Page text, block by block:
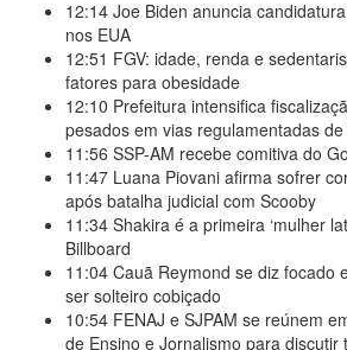
12:14 Joe Biden anuncia
nos EUA
12:51 FGV: idade, renda e
fatores para obesidade
12:10 Prefeitura intensifica
pesados em vias regulamentadas
11:56 SSP-AM recebe comitiva do
11:47 Luana Piovani afirma sofrer
após batalha judicial com Scooby
11:34 Shakira é a primeira ‘mulher
Billboard
11:04 Cauã Reymond se diz focado
ser solteiro cobiçado
10:54 FENAJ e SJPAM se reúnem
de Ensino e Jornalismo para discutir